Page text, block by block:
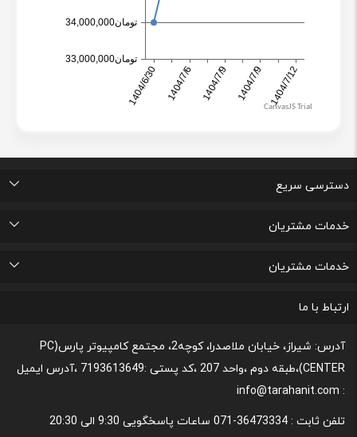
دسترسی سریع
تماس با ما
درباره ما
پرسشهای متداول
اتاق خبر
خدمات مشتریان
قوانین و مقررات مربوط به رعایت حریم شخصی
پیگیری خرید و مدت زمان تحویل
لیست علاقه مندی های من
پشتیبانی و ثبت شکایات مصرف کنندگان
خدمات مشتریان
رونداسترداد وجه
روند مرجوعي كالا و نحوه فسخ خدمات
قوانین و مقررات،نحوه ی پرداخت و شیوه ی ارسال
نحوه پشتیبانی و خدمات پس از فروش
ارتباط با ما
آدرس: شیراز، خیابان ملاصدرا، کوچه2، مجتمع کامپیوتر پارس(PC
CENTER)،طبقه دوم ،واحد 207 ،کد پستی :7193613649 ،آدرس ایمیل
: info@tarahanit.com
تلفن ثابت : 36473334-071 ساعات پاسخگویی 9:30 الی 20:30